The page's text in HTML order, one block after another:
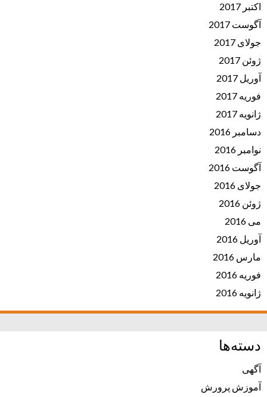
اکتبر 2017
آگوست 2017
جولای 2017
ژوئن 2017
آوریل 2017
فوریه 2017
ژانویه 2017
دسامبر 2016
نوامبر 2016
آگوست 2016
جولای 2016
ژوئن 2016
می 2016
آوریل 2016
مارس 2016
فوریه 2016
ژانویه 2016
دسته‌ها
آگهی
آموزش پرورش